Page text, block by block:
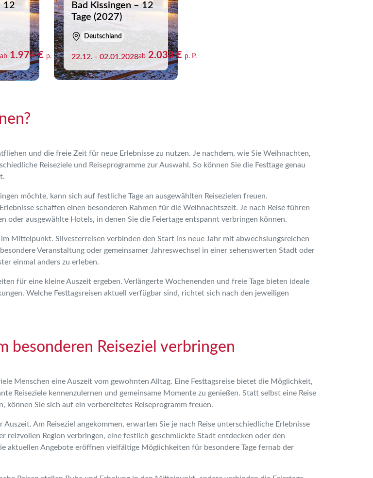
12
ab 1.974 € p. P.
Bad Kissingen – 12
Tage (2027)
Deutschland
22.12. - 02.01.2028ab 2.038 € p. P.
und die freie Zeit für neue Erlebnisse zu nutzen. Je nachdem, wie Sie Weihnachten,
Reiseziele und Reiseprogramme zur Auswahl. So können Sie die Festtage genau
möchte, kann sich auf festliche Tage an ausgewählten Reisezielen freuen.
schaffen einen besonderen Rahmen für die Weihnachtszeit. Je nach Reise führen
oder ausgewählte Hotels, in denen Sie die Feiertage entspannt verbringen können.
Mittelpunkt. Silvesterreisen verbinden den Start ins neue Jahr mit abwechslungsreichen
Veranstaltung oder gemeinsamer Jahreswechsel in einer sehenswerten Stadt oder
einmal anders zu erleben.
für eine kleine Auszeit ergeben. Verlängerte Wochenenden und freie Tage bieten ideale
Welche Festtagsreisen aktuell verfügbar sind, richtet sich nach den jeweiligen
besonderen Reiseziel verbringen
Menschen eine Auszeit vom gewohnten Alltag. Eine Festtagsreise bietet die Möglichkeit,
Reiseziele kennenzulernen und gemeinsame Momente zu genießen. Statt selbst eine Reise
können Sie sich auf ein vorbereitetes Reiseprogramm freuen.
Am Reiseziel angekommen, erwarten Sie je nach Reise unterschiedliche Erlebnisse
Region verbringen, eine festlich geschmückte Stadt entdecken oder den
aktuellen Angebote eröffnen vielfältige Möglichkeiten für besondere Tage fernab der